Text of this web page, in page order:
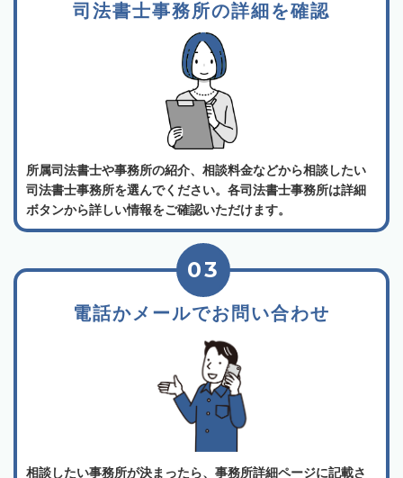
司法書士事務所の詳細を確認
所属司法書士や事務所の紹介、相談料金などから相談したい
司法書士事務所を選んでください。各司法書士事務所は詳細
ボタンから詳しい情報をご確認いただけます。
電話かメールでお問い合わせ
03
相談したい事務所が決まったら、事務所詳細ページに記載さ